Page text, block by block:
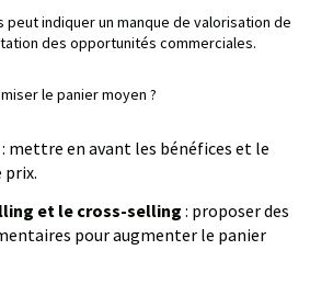
peut indiquer un manque de valorisation de
des opportunités commerciales.
le panier moyen ?
: mettre en avant les bénéfices et le
prix.
et le cross-selling : proposer des
pour augmenter le panier